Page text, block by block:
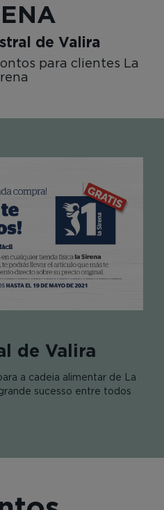
de Valira
para clientes La
de Valira
a cadeia alimentar de La
sucesso entre todos